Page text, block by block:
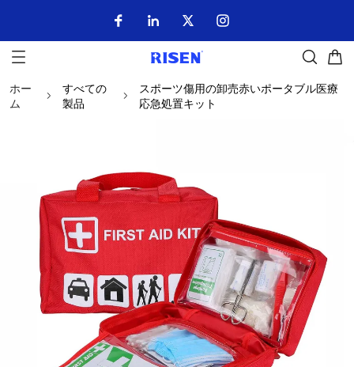
ホー
ム
すべての
製品
スポーツ傷用の卸売赤いポータブル医療
応急処置キット